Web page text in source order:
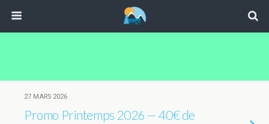
27 MARS 2026
Promo Printemps 2026 — 40€ de